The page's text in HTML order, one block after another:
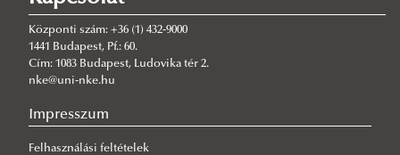
Központi szám: +36 (1) 432-9000
1441 Budapest, Pf.: 60.
Cím: 1083 Budapest, Ludovika tér 2.
nke@uni-nke.hu
Impresszum
Felhasználási feltételek